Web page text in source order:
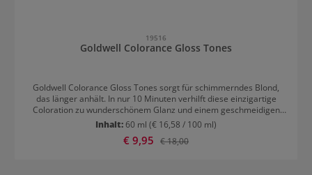
19516
Goldwell Colorance Gloss Tones
Goldwell Colorance Gloss Tones sorgt für schimmerndes Blond,
das länger anhält. In nur 10 Minuten verhilft diese einzigartige
Coloration zu wunderschönem Glanz und einem geschmeidigen
Haargefühl. Goldwell Colorance Gloss Tones steht für maximale
Leistung und ist für alle Haartypen und -strukturen geeignet. Es ist
als Sofortservice in Kombination mit allen klassischen Farbservices
Inhalt: 60 ml (€ 16,58 / 100 ml)
Verkaufspreis:
€ 9,95 Regulärer Preis:
€ 18,00